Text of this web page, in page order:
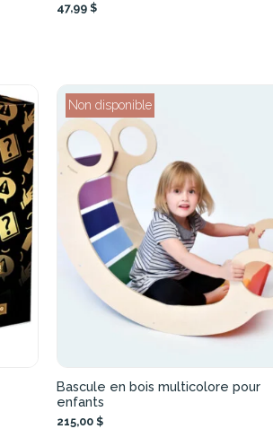
47,99 $
Non disponible
Bascule en bois multicolore pour
enfants
215,00 $